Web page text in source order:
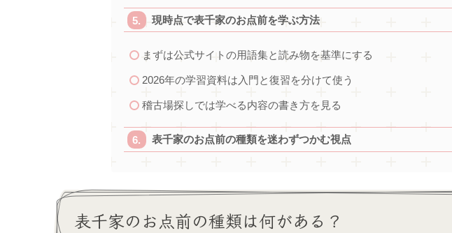
現時点で表千家のお点前を学ぶ方法
まずは公式サイトの用語集と読み物を基準にする
2026年の学習資料は入門と復習を分けて使う
稽古場探しでは学べる内容の書き方を見る
表千家のお点前の種類を迷わずつかむ視点
表千家のお点前の種類は何がある？